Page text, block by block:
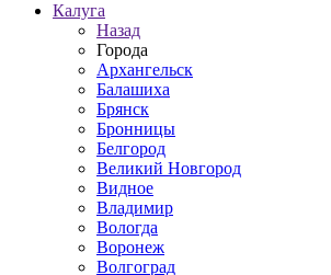
Калуга
Назад
Города
Архангельск
Балашиха
Брянск
Бронницы
Белгород
Великий Новгород
Видное
Владимир
Вологда
Воронеж
Волгоград